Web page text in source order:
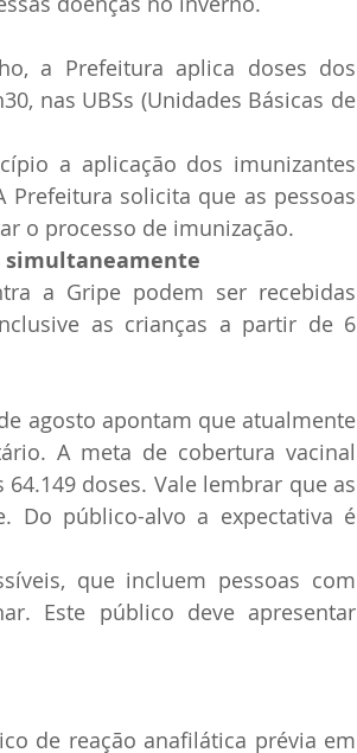
a Prefeitura aplica doses dos
nas UBSs (Unidades Básicas de
a aplicação dos imunizantes
Prefeitura solicita que as pessoas
o processo de imunização.
simultaneamente
a Gripe podem ser recebidas
as crianças a partir de 6
agosto apontam que atualmente
A meta de cobertura vacinal
doses. Vale lembrar que as
Do público-alvo a expectativa é
que incluem pessoas com
Este público deve apresentar
de reação anafilática prévia em